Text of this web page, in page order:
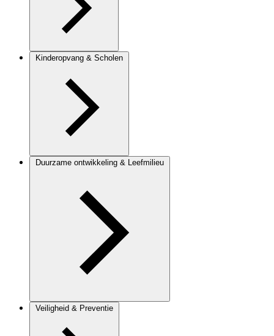
Kinderopvang & Scholen
Duurzame ontwikkeling & Leefmilieu
Veiligheid & Preventie